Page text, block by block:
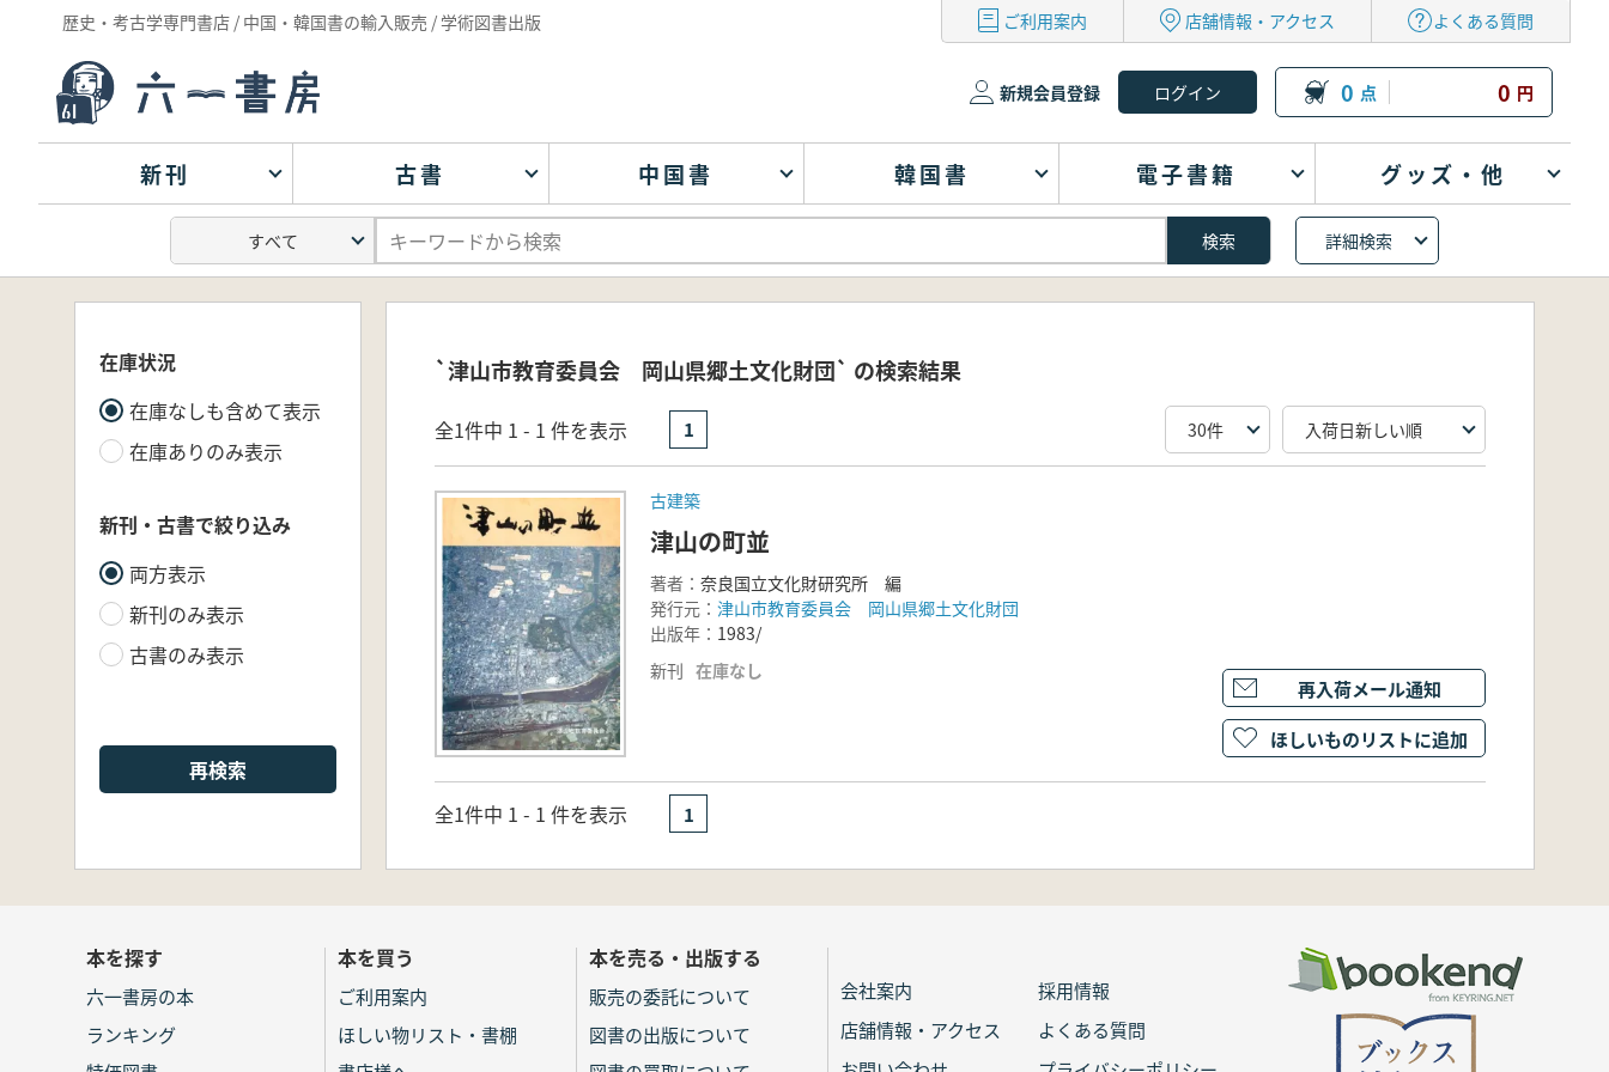
歴史・考古学専門書店 / 中国・韓国書の輸入販売 / 学術図書出版 ご利用案内 店舗情報・アクセス よくある質問
新規会員登録 0 点 0 円
新刊 古書 中国書 韓国書 電子書籍 グッズ・他
詳細検索
在庫状況
在庫なしも含めて表示
在庫ありのみ表示
新刊・古書で絞り込み
両方表示
新刊のみ表示
古書のみ表示
再検索
`津山市教育委員会 岡山県郷土文化財団` の検索結果
全1件中 1 - 1 件を表示 1
古建築
津山の町並
著者： 奈良国立文化財研究所 編
発行元： 津山市教育委員会 岡山県郷土文化財団
出版年： 1983/
新刊 在庫なし
再入荷メール通知
ほしいものリストに追加
全1件中 1 - 1 件を表示 1
本を探す
六一書房の本
ランキング
本を買う
ご利用案内
ほしい物リスト・書棚
本を売る・出版する
販売の委託について
図書の出版について
会社案内
採用情報
店舗情報・アクセス
よくある質問